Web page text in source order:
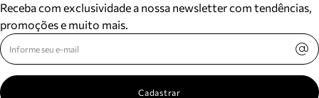
Receba com exclusividade a nossa newsletter com tendências,
promoções e muito mais.
Cadastrar